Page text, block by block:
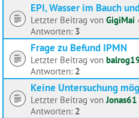
EPI, Wasser im Bauch
Letzter Beitrag von GigiMai
Antworten: 3
Frage zu Befund IPMN
Letzter Beitrag von
Antworten: 2
Keine Untersuchung
Letzter Beitrag vonJonas61
Antworten: 2